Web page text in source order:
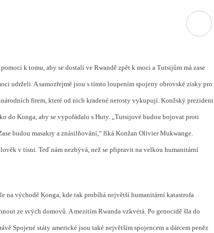
k tomu, aby se dostali ve Rwandě zpět k moci a Tutsijům má zase
udrželi. A samozřejmě jsou s tímto loupením spojeny obrovské zisky pro
firem, které od nich kradené nerosty vykupují. Konžský prezident
do Konga, aby se vypořádalo s Huty. „Tutsijové budou bojovat proti
budou masakry a znásilňování,“ říká Konžan Olivier Mukwange.
v tísni. Teď nám nezbývá, než se připravit na velkou humanitární
na východě Konga, kde tak probíhá největší humanitární katastrofa
ze svých domovů. A mezitím Rwanda vzkvétá. Po genocidě šla do
Spojené státy americké jsou také největším spojencem a dárcem peněz